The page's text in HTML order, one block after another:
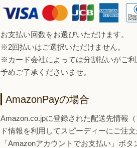
お支払い回数をお選びいただけます。
※2回払いはご選択いただけません。
※カード会社によっては分割払いがご利
予めご了承くださいませ。
AmazonPayの場合
Amazon.co.jpに登録された配送先情報
ド情報を利用してスピーディーにご注文
「Amazonアカウントでお支払い」ボ